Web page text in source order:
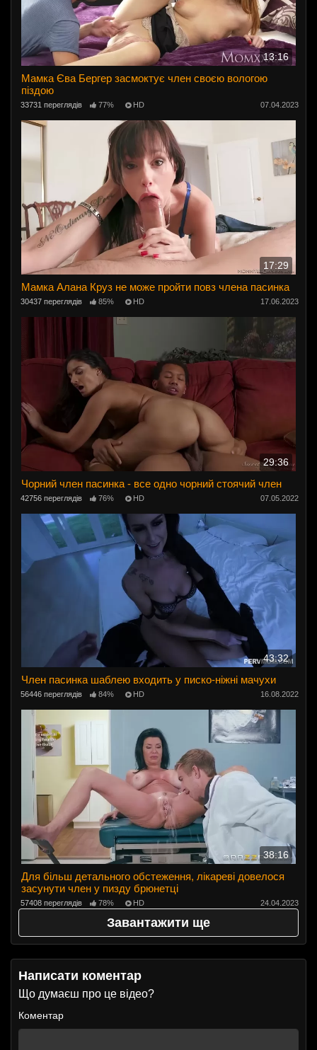
13:16
Мамка Єва Бергер засмоктує член своєю вологою
піздою
33731 переглядів 77% HD 07.04.2023
17:29
Мамка Алана Круз не може пройти повз члена пасинка
30437 переглядів 85% HD 17.06.2023
29:36
Чорний член пасинка - все одно чорний стоячий член
42756 переглядів 76% HD 07.05.2022
43:32
Член пасинка шаблею входить у писко-ніжні мачухи
56446 переглядів 84% HD 16.08.2022
38:16
Для більш детального обстеження, лікареві довелося
засунути член у пизду брюнетці
57408 переглядів 78% HD 24.04.2023
Завантажити ще
Написати коментар
Що думаєш про це відео?
Коментар